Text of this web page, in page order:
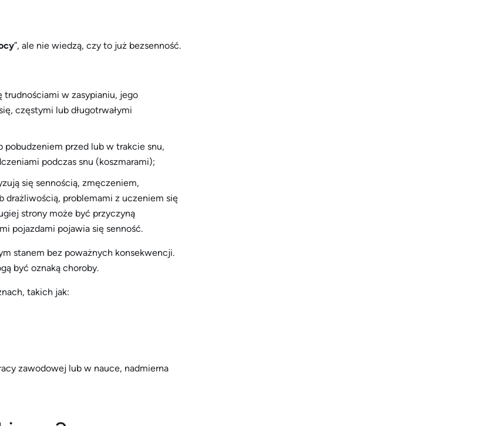
”, ale nie wiedzą, czy to już bezsenność.
trudnościami w zasypianiu, jego
częstymi lub długotrwałymi
pobudzeniem przed lub w trakcie snu,
podczas snu (koszmarami);
się sennością, zmęczeniem,
drażliwością, problemami z uczeniem się
strony może być przyczyną
pojazdami pojawia się senność.
stanem bez poważnych konsekwencji.
być oznaką choroby.
takich jak:
zawodowej lub w nauce, nadmierna